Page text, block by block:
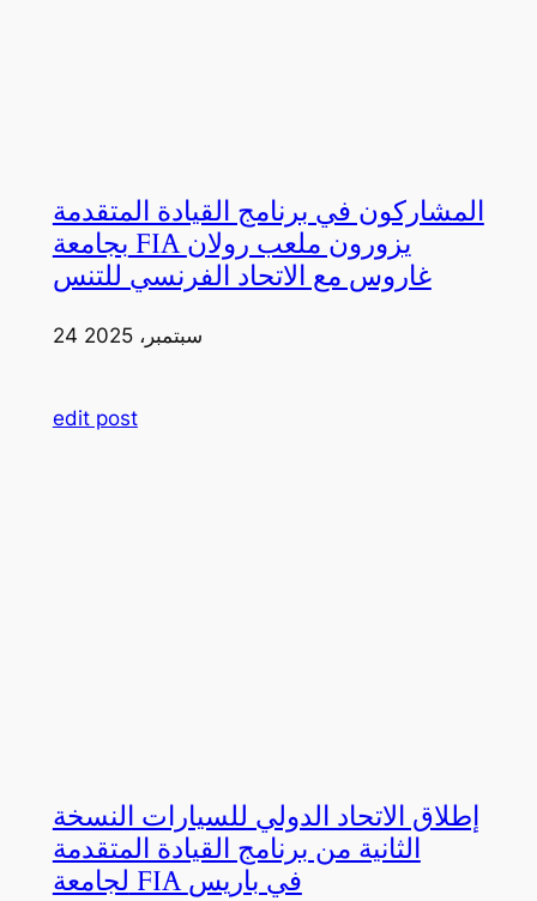
المشاركون في برنامج القيادة المتقدمة
بجامعة FIA يزورون ملعب رولان
غاروس مع الاتحاد الفرنسي للتنس
24 سبتمبر، 2025
edit post
إطلاق الاتحاد الدولي للسيارات النسخة
الثانية من برنامج القيادة المتقدمة
لجامعة FIA في باريس